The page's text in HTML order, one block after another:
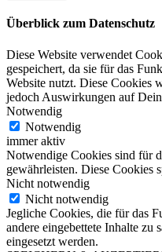
Überblick zum Datenschutz
Diese Website verwendet
gespeichert, da sie für das
Website nutzt. Diese Cookies
jedoch Auswirkungen auf
Notwendig
Notwendig
immer aktiv
Notwendige Cookies sind für
gewährleisten. Diese Cookies
Nicht notwendig
Nicht notwendig
Jegliche Cookies, die für das
andere eingebettete Inhalte zu
eingesetzt werden.